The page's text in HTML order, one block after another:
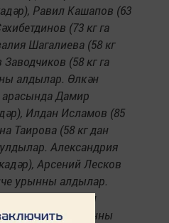
Равил Кашапов (63
(73 кг га
Шагалиева (58 кг
(58 кг га
алдылар. Өлкән
арасында Дамир
Илдан Исламов (85
Таирова (58 кг дан
Александрия
Арсений Лесков
урынны алдылар.
га кадәр), Богдан
өченче урынны